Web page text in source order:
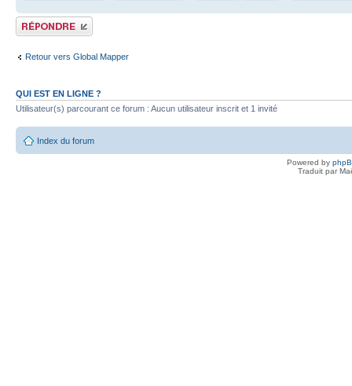
Publier une réponse
Retour vers Global Mapper
QUI EST EN LIGNE ?
Utilisateur(s) parcourant ce forum : Aucun utilisateur inscrit et 1 invité
Index du forum
Powered by
Traduit par